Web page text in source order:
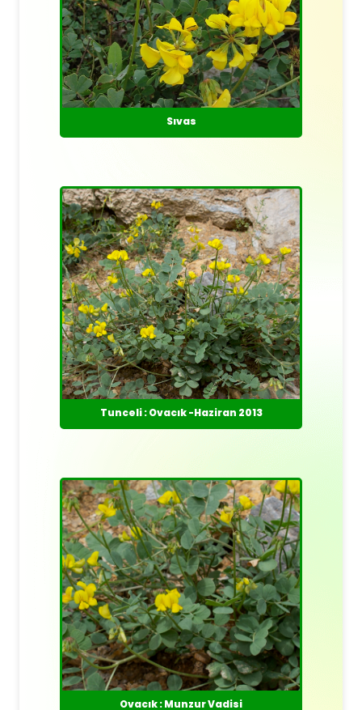
Sıvas
Tunceli : Ovacık -Haziran 2013
Ovacık : Munzur Vadisi